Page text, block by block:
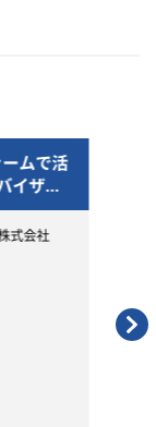
ムで活
イザリ
式会社